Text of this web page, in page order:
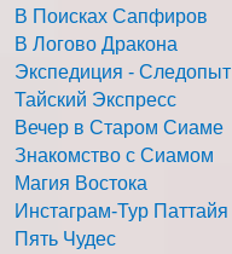
В Поисках Сапфиров
В Логово Дракона
Экспедиция - Следопыт
Тайский Экспресс
Вечер в Старом Сиаме
Знакомство с Сиамом
Магия Востока
Инстаграм-Тур Паттайя
Пять Чудес